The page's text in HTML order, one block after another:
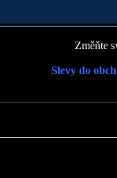
Změňte
Slevy do